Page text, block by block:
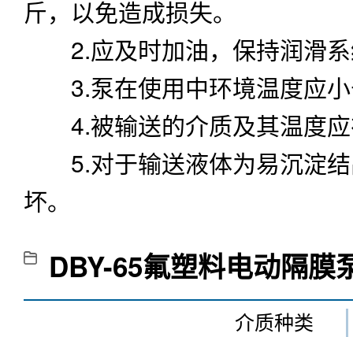
斤，以免造成损失。
2.应及时加油，保持润滑系
3.泵在使用中环境温度应
4.被输送的介质及其温度应
5.对于输送液体为易沉淀结
坏。
DBY-65氟塑料电动隔膜
介质种类